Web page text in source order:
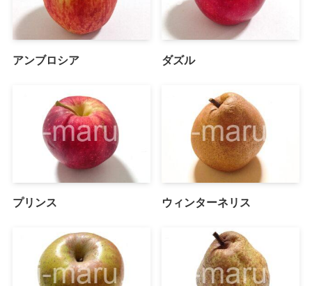
アンブロシア ダズル
プリンス ウィンターネリス